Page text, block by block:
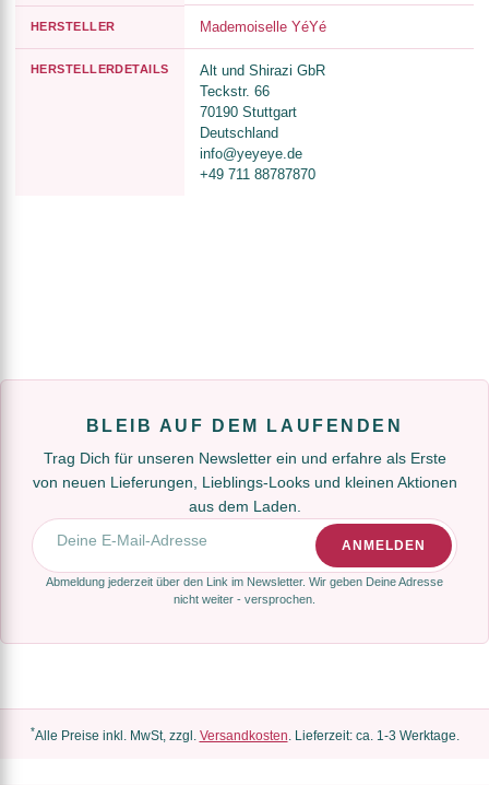
HERSTELLER Mademoiselle YéYé
HERSTELLERDETAILS
Alt und Shirazi GbR
Teckstr. 66
70190 Stuttgart
Deutschland
info@yeyeye.de
+49 711 88787870
BLEIB AUF DEM LAUFENDEN
Trag Dich für unseren Newsletter ein und erfahre als Erste
von neuen Lieferungen, Lieblings-Looks und kleinen Aktionen
aus dem Laden.
E-Mail-Adresse
ANMELDEN
Abmeldung jederzeit über den Link im Newsletter. Wir geben Deine Adresse
nicht weiter - versprochen.
*Alle Preise inkl. MwSt, zzgl. Versandkosten. Lieferzeit: ca. 1-3 Werktage.